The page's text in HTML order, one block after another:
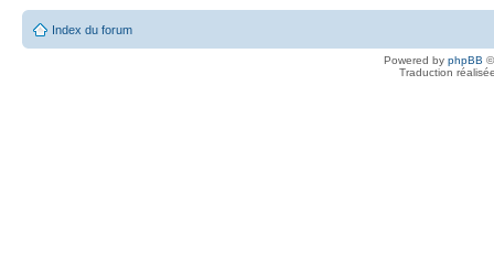
Index du forum
Powered by phpBB
Traduction